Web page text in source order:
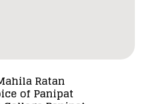
Ratan
of Panipat